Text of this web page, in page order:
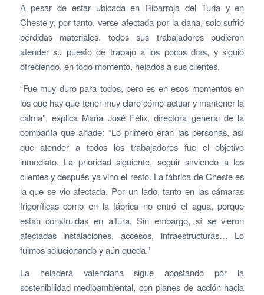
A pesar de estar ubicada en Ribarroja del Turia y en
Cheste y, por tanto, verse afectada por la dana, solo sufrió
pérdidas materiales, todos sus trabajadores pudieron
atender su puesto de trabajo a los pocos días, y siguió
ofreciendo, en todo momento, helados a sus clientes.
“Fue muy duro para todos, pero es en esos momentos en
los que hay que tener muy claro cómo actuar y mantener la
calma”, explica Maria José Félix, directora general de la
compañía que añade: “Lo primero eran las personas, así
que atender a todos los trabajadores fue el objetivo
inmediato. La prioridad siguiente, seguir sirviendo a los
clientes y después ya vino el resto. La fábrica de Cheste es
la que se vio afectada. Por un lado, tanto en las cámaras
frigoríficas como en la fábrica no entró el agua, porque
están construidas en altura. Sin embargo, sí se vieron
afectadas instalaciones, accesos, infraestructuras… Lo
fuimos solucionando y aún queda.”
La heladera valenciana sigue apostando por la
sostenibilidad medioambiental, con planes de acción hacia